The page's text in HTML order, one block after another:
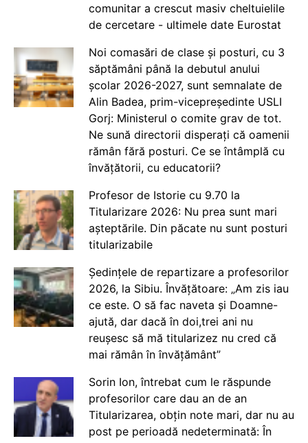
comunitar a crescut masiv cheltuielile
de cercetare - ultimele date Eurostat
Noi comasări de clase și posturi, cu 3
săptămâni până la debutul anului
școlar 2026-2027, sunt semnalate de
Alin Badea, prim-vicepreședinte USLI
Gorj: Ministerul o comite grav de tot.
Ne sună directorii disperați că oamenii
rămân fără posturi. Ce se întâmplă cu
învățătorii, cu educatorii?
Profesor de Istorie cu 9.70 la
Titularizare 2026: Nu prea sunt mari
așteptările. Din păcate nu sunt posturi
titularizabile
Ședințele de repartizare a profesorilor
2026, la Sibiu. Învățătoare: „Am zis iau
ce este. O să fac naveta și Doamne-
ajută, dar dacă în doi,trei ani nu
reușesc să mă titularizez nu cred că
mai rămân în învățământ”
Sorin Ion, întrebat cum le răspunde
profesorilor care dau an de an
Titularizarea, obțin note mari, dar nu au
post pe perioadă nedeterminată: În